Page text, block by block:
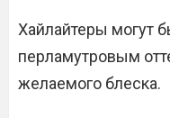
Хайлайтеры могут
перламутровым
желаемого блеска.